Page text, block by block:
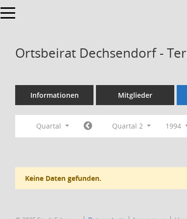
Toggle navigation
Ortsbeirat Dechsendorf -
Informationen Mitglieder
Quartal Quartal 2 1994
Keine Daten gefunden.